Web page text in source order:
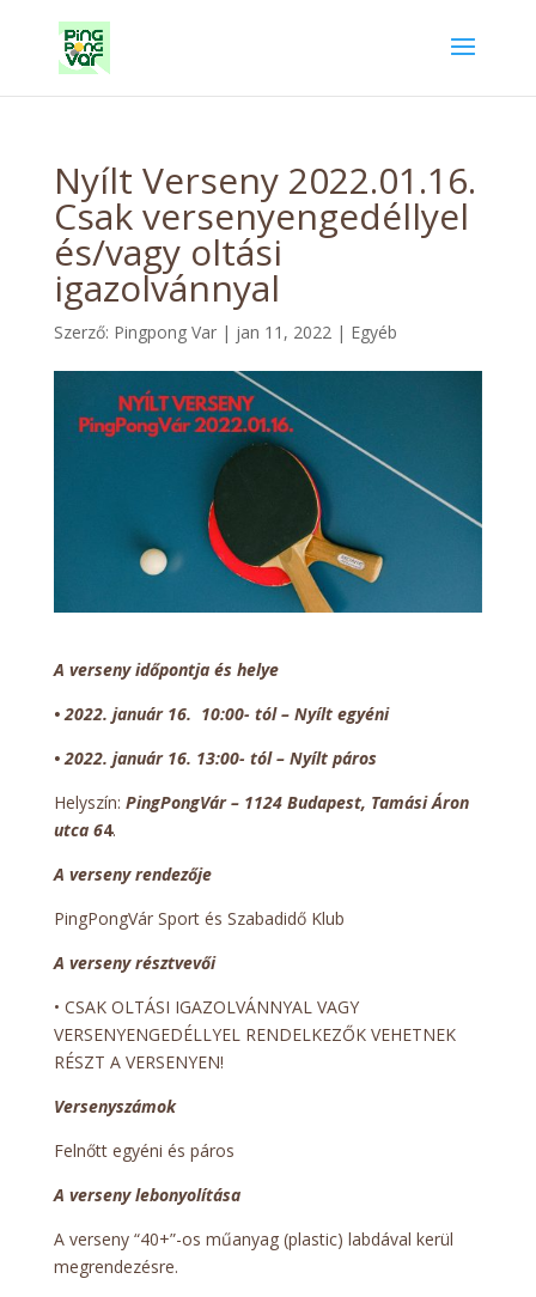
Nyílt Verseny 2022.01.16.
Csak versenyengedéllyel
és/vagy oltási
igazolvánnyal
Szerző: Pingpong Var| jan 11, 2022| Egyéb
A verseny időpontja és helye
• 2022. január 16. 10:00- tól – Nyílt egyéni
• 2022. január 16. 13:00- tól – Nyílt páros
Helyszín: PingPongVár – 1124 Budapest, Tamási Áron
utca 64.
A verseny rendezője
PingPongVár Sport és Szabadidő Klub
A verseny résztvevői
• CSAK OLTÁSI IGAZOLVÁNNYAL VAGY
VERSENYENGEDÉLLYEL RENDELKEZŐK VEHETNEK
RÉSZT A VERSENYEN!
Versenyszámok
Felnőtt egyéni és páros
A verseny lebonyolítása
A verseny “40+”-os műanyag (plastic) labdával kerül
megrendezésre.